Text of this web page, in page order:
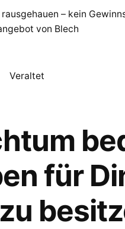
– kein
von Blech
Veraltet
für